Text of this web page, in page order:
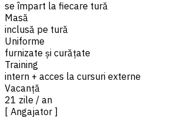
se împart la fiecare tură
Masă
inclusă pe tură
Uniforme
furnizate și curățate
Training
intern + acces la cursuri externe
Vacanță
21 zile / an
[ Angajator ]